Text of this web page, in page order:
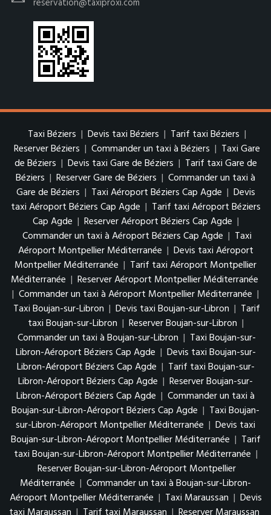
Taxi Béziers | Devis taxi Béziers | Tarif taxi Béziers |
Reserver Béziers | Commander un taxi à Béziers | Taxi Gare
de Béziers | Devis taxi Gare de Béziers | Tarif taxi Gare de
Béziers | Reserver Gare de Béziers | Commander un taxi à
Gare de Béziers | Taxi Aéroport Béziers Cap Agde | Devis
taxi Aéroport Béziers Cap Agde | Tarif taxi Aéroport Béziers
Cap Agde | Reserver Aéroport Béziers Cap Agde |
Commander un taxi à Aéroport Béziers Cap Agde | Taxi
Aéroport Montpellier Méditerranée | Devis taxi Aéroport
Montpellier Méditerranée | Tarif taxi Aéroport Montpellier
Méditerranée | Reserver Aéroport Montpellier Méditerranée
| Commander un taxi à Aéroport Montpellier Méditerranée |
Taxi Boujan-sur-Libron | Devis taxi Boujan-sur-Libron | Tarif
taxi Boujan-sur-Libron | Reserver Boujan-sur-Libron |
Commander un taxi à Boujan-sur-Libron | Taxi Boujan-sur-
Libron-Aéroport Béziers Cap Agde | Devis taxi Boujan-sur-
Libron-Aéroport Béziers Cap Agde | Tarif taxi Boujan-sur-
Libron-Aéroport Béziers Cap Agde | Reserver Boujan-sur-
Libron-Aéroport Béziers Cap Agde | Commander un taxi à
Boujan-sur-Libron-Aéroport Béziers Cap Agde | Taxi Boujan-
sur-Libron-Aéroport Montpellier Méditerranée | Devis taxi
Boujan-sur-Libron-Aéroport Montpellier Méditerranée | Tarif
taxi Boujan-sur-Libron-Aéroport Montpellier Méditerranée |
Reserver Boujan-sur-Libron-Aéroport Montpellier
Méditerranée | Commander un taxi à Boujan-sur-Libron-
Aéroport Montpellier Méditerranée | Taxi Maraussan | Devis